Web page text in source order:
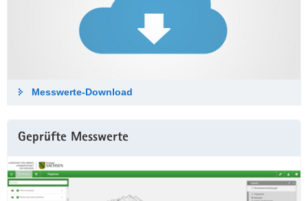
Messwerte-Down­load
Geprüfte Messwerte